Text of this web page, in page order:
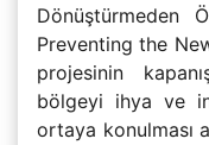
Dönüştürmeden
Preventing the
projesinin
bölgeyi ihya ve
ortaya konulması